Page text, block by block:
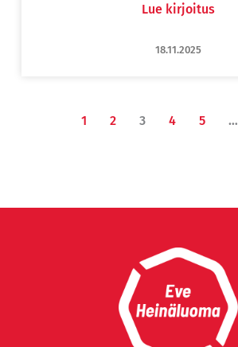
Lue kirjoitus
18.11.2025
1 2 3 4 5 …